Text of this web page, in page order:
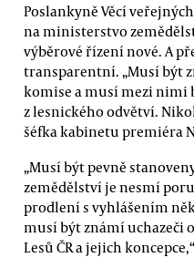
Poslankyně Věcí
na ministerstvo
výběrové řízení nové. A
transparentní. „Musí být
komise a musí mezi nimi
z lesnického odvětví.
šéfka kabinetu premiéra
„Musí být pevně
zemědělství je nesmí
prodlení s vyhlášením
musí být známí uchazeči
Lesů ČR a jejich